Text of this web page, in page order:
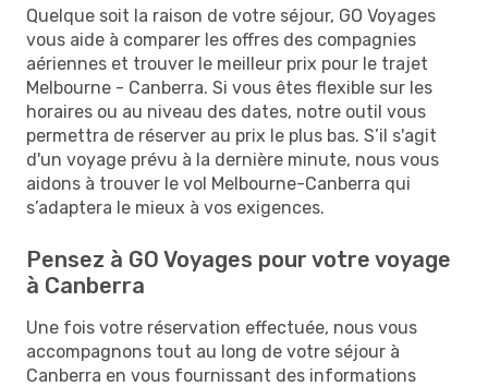
Quelque soit la raison de votre séjour, GO Voyages
vous aide à comparer les offres des compagnies
aériennes et trouver le meilleur prix pour le trajet
Melbourne - Canberra. Si vous êtes flexible sur les
horaires ou au niveau des dates, notre outil vous
permettra de réserver au prix le plus bas. S’il s'agit
d'un voyage prévu à la dernière minute, nous vous
aidons à trouver le vol Melbourne-Canberra qui
s’adaptera le mieux à vos exigences.
Pensez à GO Voyages pour votre voyage
à Canberra
Une fois votre réservation effectuée, nous vous
accompagnons tout au long de votre séjour à
Canberra en vous fournissant des informations